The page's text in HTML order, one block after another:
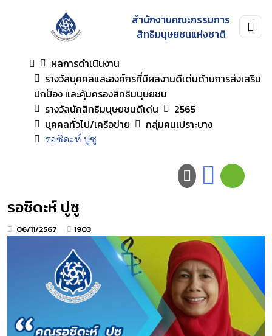
สำนักงานคณะกรรมการ
สิทธิมนุษยชนแห่งชาติ
ผลการดำเนินงาน
รางวัลบุคคลและองค์กรที่มีผลงานดีเด่นด้านการส่งเสริม
ปกป้อง และคุ้มครองสิทธิมนุษยชน
รางวัลนักสิทธิมนุษยชนดีเด่น
2565
บุคคลทั่วไป/เครือข่าย
กลุ่มคนเปราะบาง
รอซิดะห์ ปูซู
รอซิดะห์ ปูซู
06/11/2567 1903